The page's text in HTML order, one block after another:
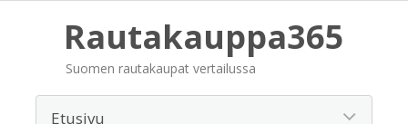
Rautakauppa365
Suomen rautakaupat vertailussa